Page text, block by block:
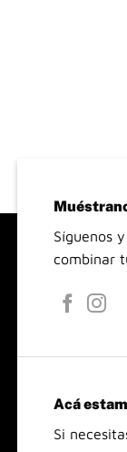
Síguenos
combinar
Acá
Si